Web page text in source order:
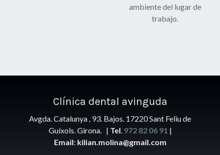
ambiente del lugar de
trabajo.
Clínica dental avinguda
Avgda. Catalunya , 93. Bajos. 17220 Sant Feliu de
Guíxols. Girona. | Tel. 972 82 06 91 |
Email: kilian.molina@gmail.com